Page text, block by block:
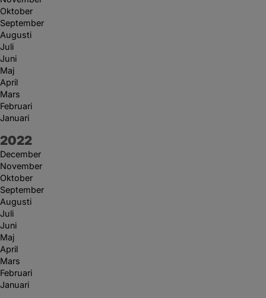
Oktober
September
Augusti
Juli
Juni
Maj
April
Mars
Februari
Januari
År:
2022
December
November
Oktober
September
Augusti
Juli
Juni
Maj
April
Mars
Februari
Januari